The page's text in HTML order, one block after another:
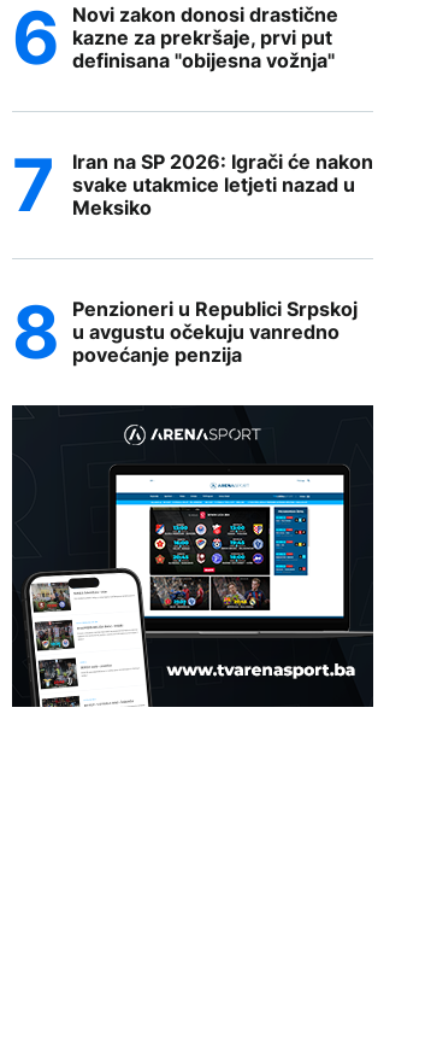
Novi zakon donosi drastične
kazne za prekršaje, prvi put
definisana "obijesna vožnja"
Iran na SP 2026: Igrači će nakon
svake utakmice letjeti nazad u
Meksiko
Penzioneri u Republici Srpskoj
u avgustu očekuju vanredno
povećanje penzija